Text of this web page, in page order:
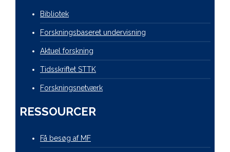
Bibliotek
Forskningsbaseret undervisning
Aktuel forskning
Tidsskriftet STTK
Forskningsnetværk
RESSOURCER
Få besøg af MF